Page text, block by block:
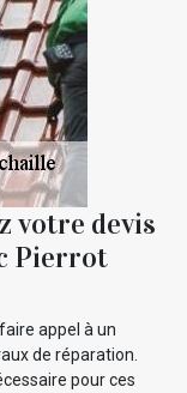
votre devis
Pierrot
appel à un
de réparation.
pour ces